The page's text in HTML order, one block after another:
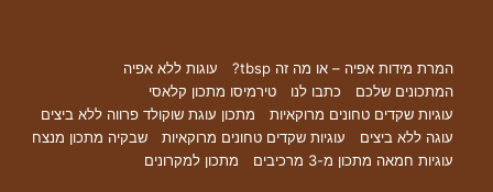
המרת מידות אפיה – או מה זה tbsp?
עוגות ללא אפיה
המתכונים שלכם
כתבו לנו
טירמיסו מתכון קלאסי
עוגיות שקדים טחונים מרוקאיות
מתכון עוגת שוקולד פרווה ללא ביצים
עוגה ללא ביצים
עוגיות שקדים טחונים מרוקאיות
שבקיה מתכון מנצח
עוגיות חמאה מתכון מ-3 מרכיבים
מתכון למקרונים